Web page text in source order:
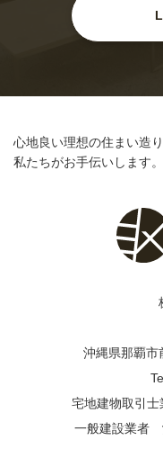
心地良い理想の住まい造り
私たちがお手伝いします。
沖縄県那覇市
宅地建物取引
一般建設業者